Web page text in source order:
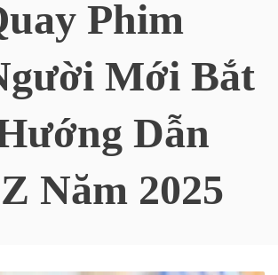
Phim
Mới Bắt
Dẫn
Năm 2025